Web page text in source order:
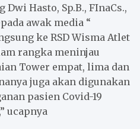
Dwi Hasto, Sp.B., FInaCs.,
awak media “
ke RSD Wisma Atlet
rangka meninjau
Tower empat, lima dan
juga akan digunakan
pasien Covid-19
ucapnya